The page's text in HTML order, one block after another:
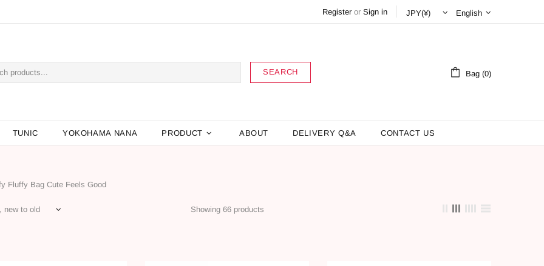
Registeror Sign in English
SEARCH Bag (0)
TUNIC YOKOHAMA NANA PRODUCT ABOUT DELIVERY Q&A CONTACT US
Fluffy Bag Cute Feels Good
Showing 66 products